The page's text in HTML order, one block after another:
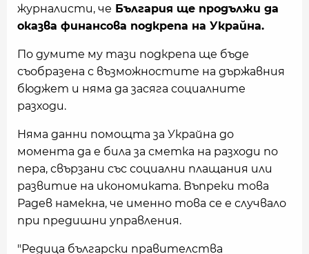
журналисти, че България ще продължи да
оказва финансова подкрепа на Украйна.
По думите му тази подкрепа ще бъде
съобразена с възможностите на държавния
бюджет и няма да засяга социалните
разходи.
Няма данни помощта за Украйна до
момента да е била за сметка на разходи по
пера, свързани със социални плащания или
развитие на икономиката. Въпреки това
Радев намекна, че именно това се е случвало
при предишни управления.
"Редица български правителства